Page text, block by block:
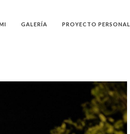
GALERÍA PROYECTO PERSONAL